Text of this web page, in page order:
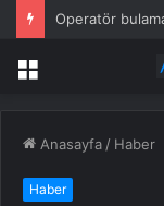
Menü
Anasayfa / Haber
Haber